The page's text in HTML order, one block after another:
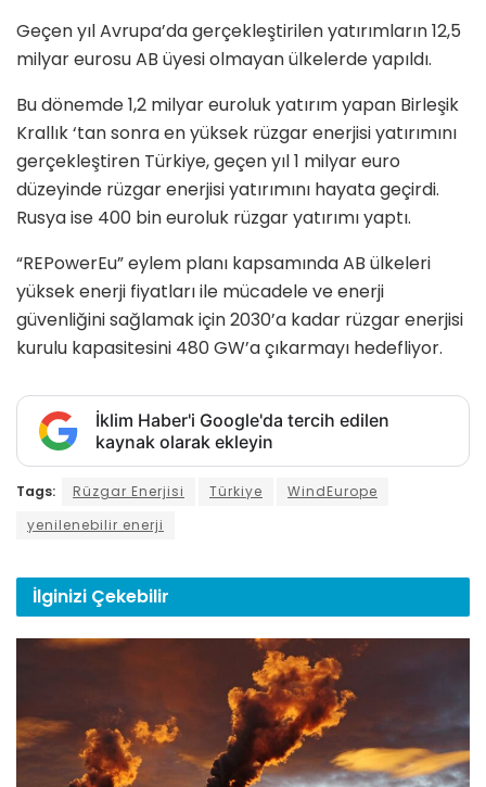
Geçen yıl Avrupa’da gerçekleştirilen yatırımların 12,5
milyar eurosu AB üyesi olmayan ülkelerde yapıldı.
Bu dönemde 1,2 milyar euroluk yatırım yapan Birleşik
Krallık ‘tan sonra en yüksek rüzgar enerjisi yatırımını
gerçekleştiren Türkiye, geçen yıl 1 milyar euro
düzeyinde rüzgar enerjisi yatırımını hayata geçirdi.
Rusya ise 400 bin euroluk rüzgar yatırımı yaptı.
“REPowerEu” eylem planı kapsamında AB ülkeleri
yüksek enerji fiyatları ile mücadele ve enerji
güvenliğini sağlamak için 2030’a kadar rüzgar enerjisi
kurulu kapasitesini 480 GW’a çıkarmayı hedefliyor.
İklim Haber'i Google'da tercih edilen
kaynak olarak ekleyin
Tags: Rüzgar Enerjisi Türkiye
WindEurope
yenilenebilir enerji
İlginizi Çekebilir